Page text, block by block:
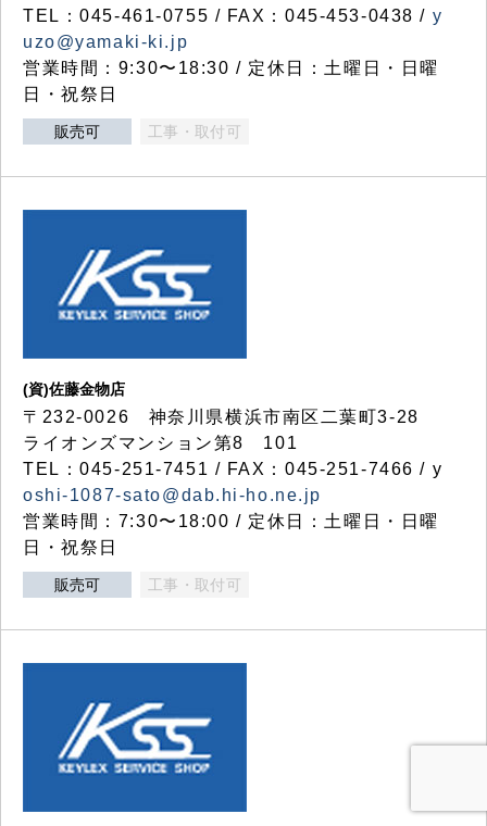
TEL：045-461-0755 / FAX：045-453-0438 / y
uzo@yamaki-ki.jp
営業時間：9:30〜18:30 / 定休日：土曜日・日曜
日・祝祭日
販売可 工事・取付可
(資)佐藤金物店
〒232-0026 神奈川県横浜市南区二葉町3-28
ライオンズマンション第8 101
TEL：045-251-7451 / FAX：045-251-7466 / y
oshi-1087-sato@dab.hi-ho.ne.jp
営業時間：7:30〜18:00 / 定休日：土曜日・日曜
日・祝祭日
販売可 工事・取付可